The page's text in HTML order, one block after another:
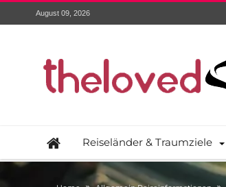
August 09, 2026
Reiseländer & Traumziele